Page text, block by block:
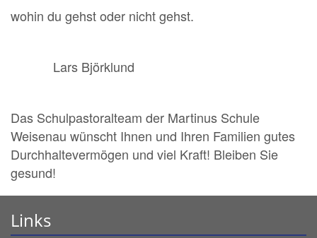
wohin du gehst oder nicht gehst.
Lars Björklund
Das Schulpastoralteam der Martinus Schule
Weisenau wünscht Ihnen und Ihren Familien gutes
Durchhaltevermögen und viel Kraft! Bleiben Sie
gesund!
Links